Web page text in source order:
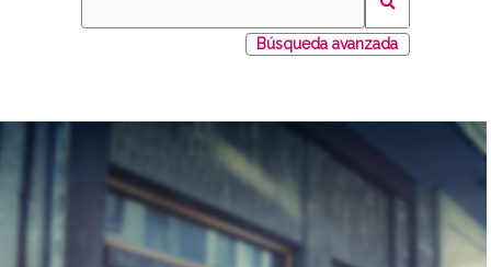
Búsqueda avanzada